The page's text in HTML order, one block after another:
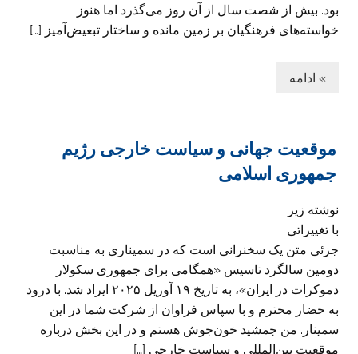
بود. بیش از شصت سال از آن روز می‌گذرد اما هنوز
خواسته‌های فرهنگیان بر زمین مانده و ساختار تبعیض‌آمیز […]
» ادامه
موقعیت جهانی و سیاست خارجی رژیم
جمهوری اسلامی
نوشته زیر
با تغییراتی
جزئی متن یک سخنرانی است که در سمیناری به مناسبت
دومین سالگرد تاسیس «همگامی برای جمهوری سکولار
دموکرات در ایران»، به تاریخ ۱۹ آوریل ۲۰۲۵ ایراد شد. با درود
به حضار محترم و با سپاس فراوان از شرکت شما در این
سمینار. من جمشید خون‌جوش هستم و در این بخش درباره
موقعیت بین‌المللی و سیاست خارجی […]